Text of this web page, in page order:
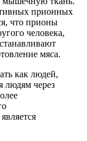
прионных
что прионы
человека,
мяса.
как людей,
людям через